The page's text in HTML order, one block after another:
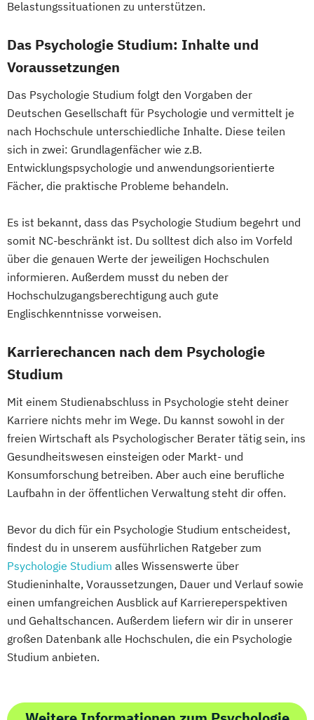
Belastungssituationen zu unterstützen.
Das Psychologie Studium: Inhalte und
Voraussetzungen
Das Psychologie Studium folgt den Vorgaben der
Deutschen Gesellschaft für Psychologie und vermittelt je
nach Hochschule unterschiedliche Inhalte. Diese teilen
sich in zwei: Grundlagenfächer wie z.B.
Entwicklungspsychologie und anwendungsorientierte
Fächer, die praktische Probleme behandeln.
Es ist bekannt, dass das Psychologie Studium begehrt und
somit NC-beschränkt ist. Du solltest dich also im Vorfeld
über die genauen Werte der jeweiligen Hochschulen
informieren. Außerdem musst du neben der
Hochschulzugangsberechtigung auch gute
Englischkenntnisse vorweisen.
Karrierechancen nach dem Psychologie
Studium
Mit einem Studienabschluss in Psychologie steht deiner
Karriere nichts mehr im Wege. Du kannst sowohl in der
freien Wirtschaft als Psychologischer Berater tätig sein, ins
Gesundheitswesen einsteigen oder Markt- und
Konsumforschung betreiben. Aber auch eine berufliche
Laufbahn in der öffentlichen Verwaltung steht dir offen.
Bevor du dich für ein Psychologie Studium entscheidest,
findest du in unserem ausführlichen Ratgeber zum
Psychologie Studium alles Wissenswerte über
Studieninhalte, Voraussetzungen, Dauer und Verlauf sowie
einen umfangreichen Ausblick auf Karriereperspektiven
und Gehaltschancen. Außerdem liefern wir dir in unserer
großen Datenbank alle Hochschulen, die ein Psychologie
Studium anbieten.